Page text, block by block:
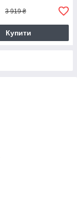
3 919 ₴
Купити